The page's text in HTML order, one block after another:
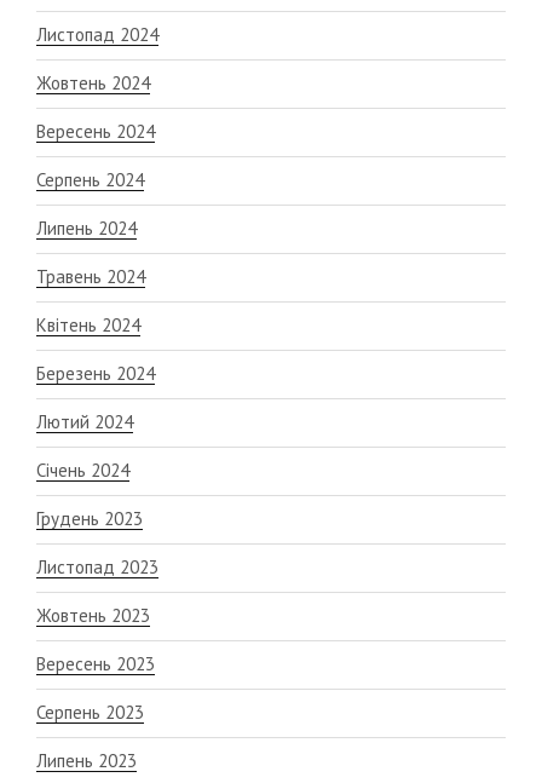
Листопад 2024
Жовтень 2024
Вересень 2024
Серпень 2024
Липень 2024
Травень 2024
Квітень 2024
Березень 2024
Лютий 2024
Січень 2024
Грудень 2023
Листопад 2023
Жовтень 2023
Вересень 2023
Серпень 2023
Липень 2023